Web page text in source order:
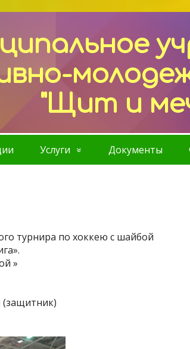
"Щит и
Услуги Документы
турнира по хоккею с шайбой
»